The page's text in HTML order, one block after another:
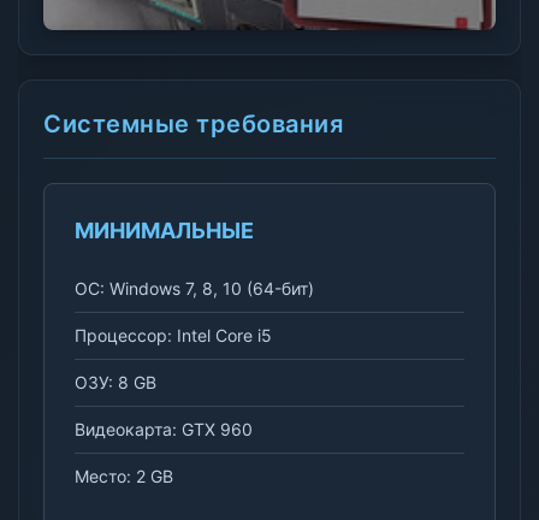
Системные требования
МИНИМАЛЬНЫЕ
ОС: Windows 7, 8, 10 (64-бит)
Процессор: Intel Core i5
ОЗУ: 8 GB
Видеокарта: GTX 960
Место: 2 GB